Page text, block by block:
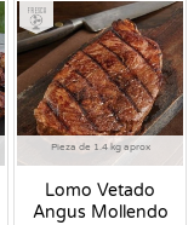
Pieza de 1.4 kg aprox
Lomo Vetado
Angus Mollendo
Fresco